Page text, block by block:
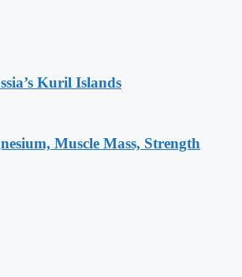
Kuril Islands
Muscle Mass, Strength